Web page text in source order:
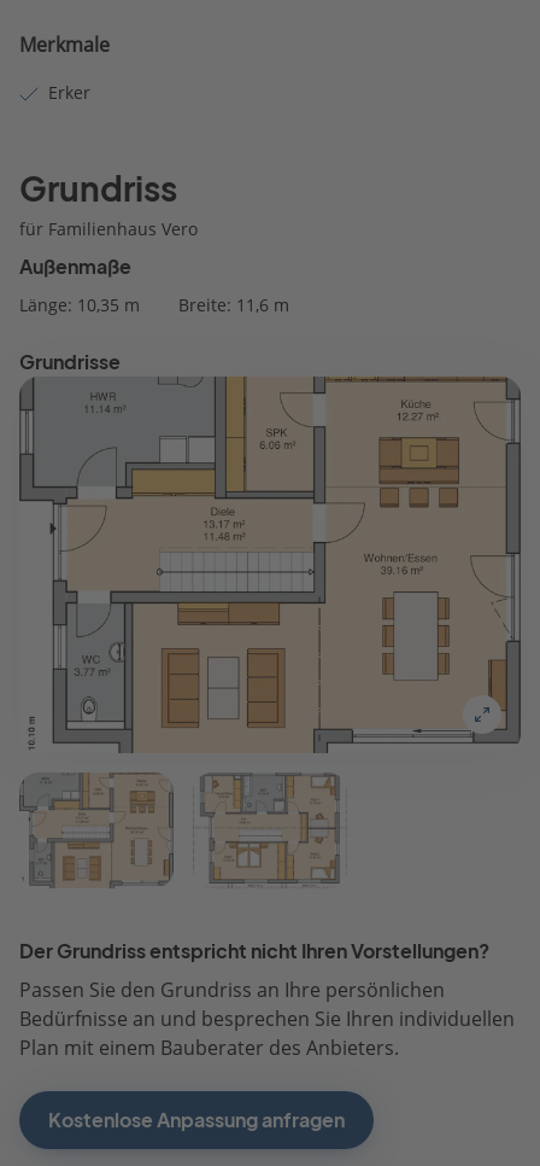
Merkmale
Erker
Grundriss
für Familienhaus Vero
Außenmaße
Länge: 10,35 m Breite: 11,6 m
Grundrisse
Der Grundriss entspricht nicht Ihren Vorstellungen?
Passen Sie den Grundriss an Ihre persönlichen
Bedürfnisse an und besprechen Sie Ihren individuellen
Plan mit einem Bauberater des Anbieters.
Kostenlose Anpassung anfragen